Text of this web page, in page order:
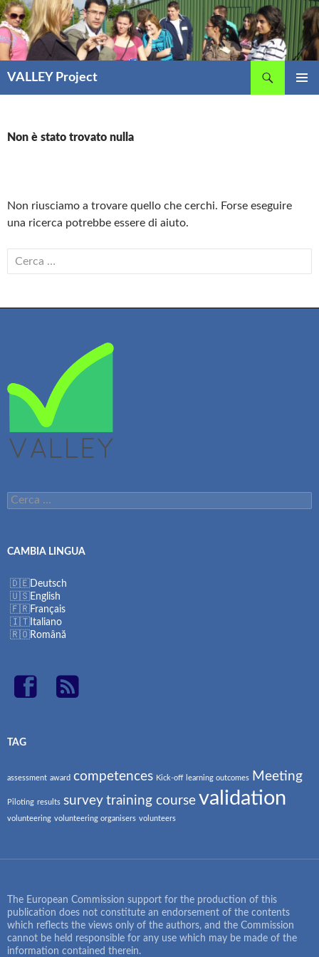
Vai
al
contenuto
VALLEY Project
Non è stato trovato nulla
Non riusciamo a trovare quello che cerchi. Forse eseguire
una ricerca potrebbe essere di aiuto.
Ricerca
per:
Ricerca
per:
CAMBIA LINGUA
Deutsch
English
Français
Italiano
Română
TAG
assessment award competences Kick-off learning outcomes Meeting
Piloting results survey training course validation
volunteering volunteering organisers volunteers
The European Commission support for the production of this
publication does not constitute an endorsement of the contents
which reflects the views only of the authors, and the Commission
cannot be held responsible for any use which may be made of the
information contained therein.